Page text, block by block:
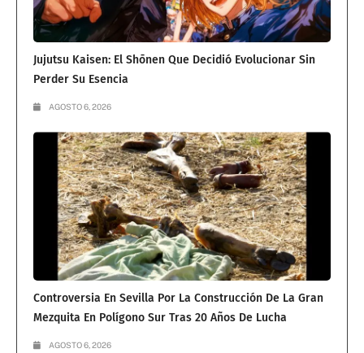
Jujutsu Kaisen: El Shōnen Que Decidió Evolucionar Sin
Perder Su Esencia
AGOSTO 6, 2026
Controversia En Sevilla Por La Construcción De La Gran
Mezquita En Polígono Sur Tras 20 Años De Lucha
AGOSTO 6, 2026